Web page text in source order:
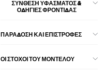
ΣΎΝΘΕΣΗ ΥΦΆΣΜΑΤΟΣ &
ΟΔΗΓΊΕΣ ΦΡΟΝΤΊΔΑΣ
ΠΑΡΑΔΟΣΗ ΚΑΙ ΕΠΙΣΤΡΟΦΕΣ
ΟΙ ΣΤΌΧΟΙ ΤΟΥ ΜΟΝΤΈΛΟΥ